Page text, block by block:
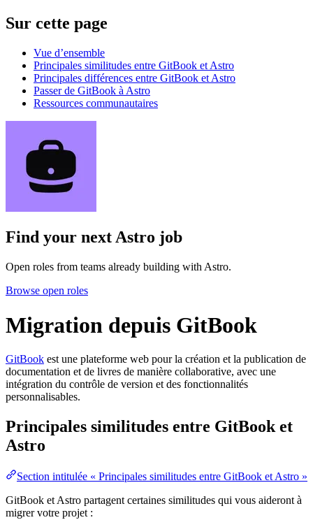
Sur cette page
Vue d’ensemble
Principales similitudes entre GitBook et Astro
Principales différences entre GitBook et Astro
Passer de GitBook à Astro
Ressources communautaires
Find your nextAstro job
Open roles from teams already building with Astro.
Browse open roles
Migration depuis GitBook
GitBook est une plateforme web pour la création et la publication de
documentation et de livres de manière collaborative, avec une
intégration du contrôle de version et des fonctionnalités
personnalisables.
Principales similitudes entre GitBook et
Astro
Section intitulée « Principales similitudes entre GitBook et Astro »
GitBook et Astro partagent certaines similitudes qui vous aideront à
migrer votre projet :